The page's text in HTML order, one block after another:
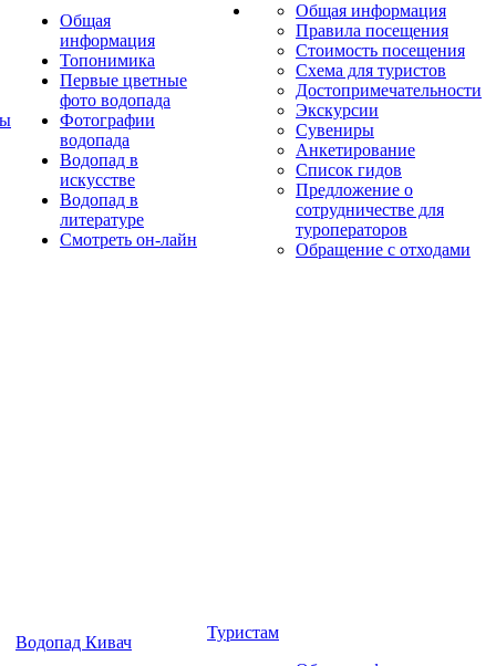
Общая
информация
Топонимика
Первые цветные
фото водопада
Фотографии
водопада
Водопад в
искусстве
Водопад в
литературе
Смотреть он-лайн
Общая информация
Правила посещения
Стоимость посещения
Схема для туристов
Достопримечательности
Экскурсии
Сувениры
Анкетирование
Список гидов
Предложение о
сотрудничестве для
туроператоров
Обращение с отходами
Водопад Кивач
Туристам